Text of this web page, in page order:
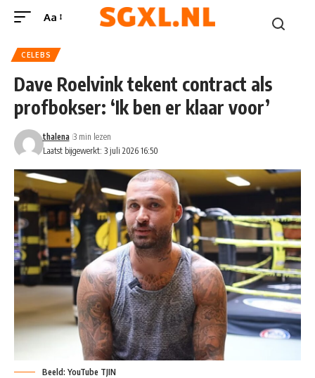
Aa
CELEBS
Dave Roelvink tekent contract als
profbokser: ‘Ik ben er klaar voor’
Laatst bijgewerkt: 3 juli 2026 16:50
thalena 3 min lezen
Beeld: YouTube TJIN